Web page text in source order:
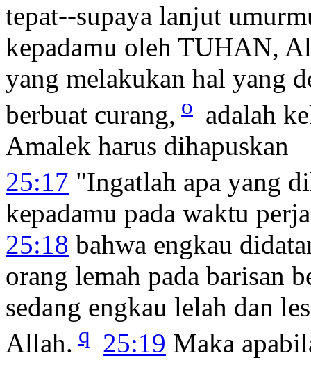
tepat--supaya lanjut
kepadamu oleh TUHAN,
yang melakukan hal yang
berbuat curang, o adalah
Amalek harus dihapuskan
25:17 "Ingatlah apa yang
kepadamu pada waktu
25:18 bahwa engkau
orang lemah pada barisan
sedang engkau lelah dan
Allah. q 25:19 Maka